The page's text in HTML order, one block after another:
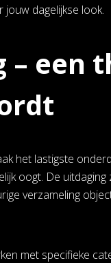
jouw dagelijkse look.
– een
het lastigste
oogt. De
verzameling
met specifieke